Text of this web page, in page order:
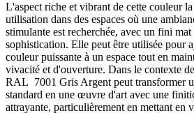
L'aspect riche et vibrant de cette couleur
utilisation dans des espaces où une
stimulante est recherchée, avec un fini
sophistication. Elle peut être utilisée pour
couleur puissante à un espace tout en
vivacité et d'ouverture. Dans le contexte
RAL 7001 Gris Argent peut transformer
standard en une œuvre d'art avec une
attrayante, particulièrement en mettant en